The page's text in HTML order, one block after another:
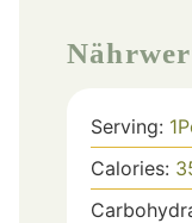
Serving: 1
Calories: